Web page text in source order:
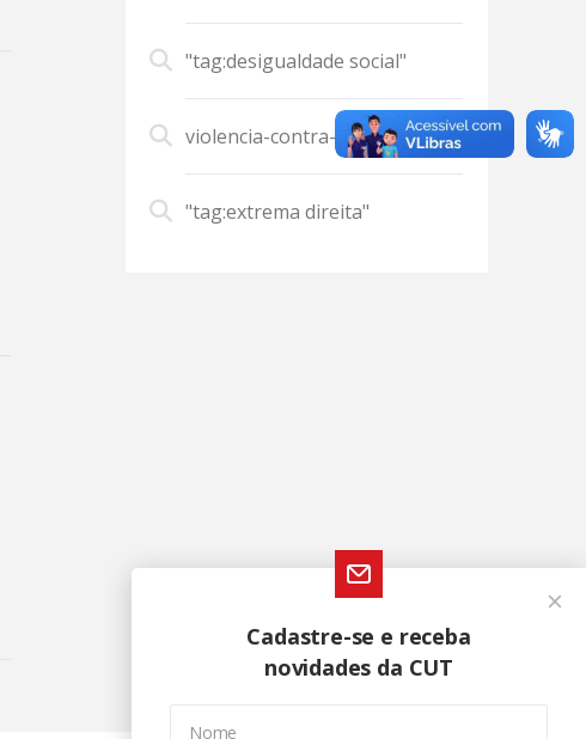
"tag:desigualdade social"
violencia-contra-mulher
"tag:extrema direita"
Cadastre-se e receba
novidades da CUT
Nome